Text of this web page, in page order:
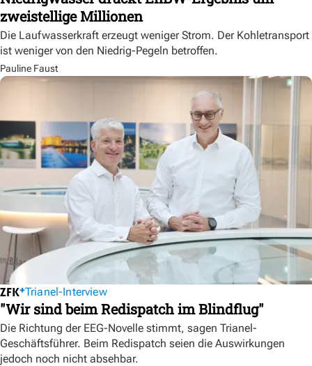
zweistellige Millionen
Die Laufwasserkraft erzeugt weniger Strom. Der Kohletransport
ist weniger von den Niedrig-Pegeln betroffen.
Pauline Faust
Trianel-Interview
"Wir sind beim Redispatch im Blindflug"
Die Richtung der EEG-Novelle stimmt, sagen Trianel-
Geschäftsführer. Beim Redispatch seien die Auswirkungen
jedoch noch nicht absehbar.